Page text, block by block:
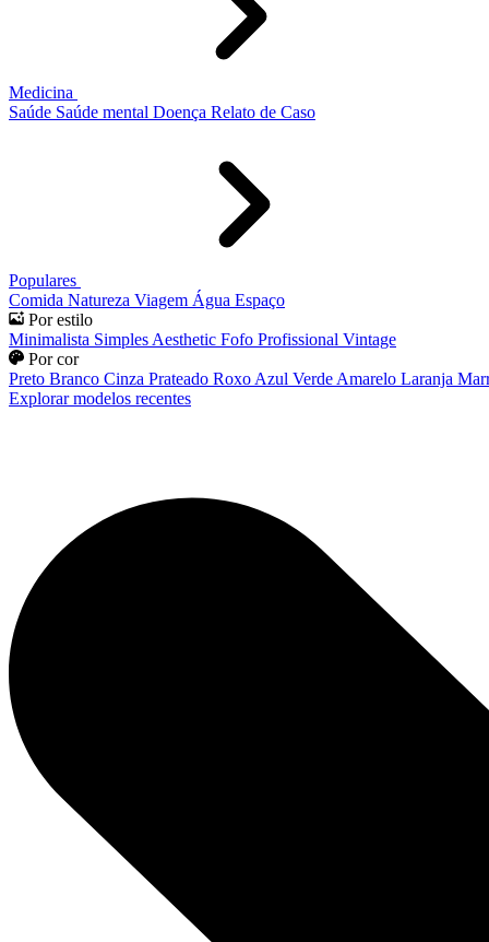
Medicina
Saúde Saúde mental Doença Relato de Caso
Populares
Comida Natureza Viagem Água Espaço
Por estilo
Minimalista Simples Aesthetic Fofo Profissional Vintage
Por cor
Preto Branco Cinza Prateado Roxo Azul Verde Amarelo Laranja
Explorar modelos recentes